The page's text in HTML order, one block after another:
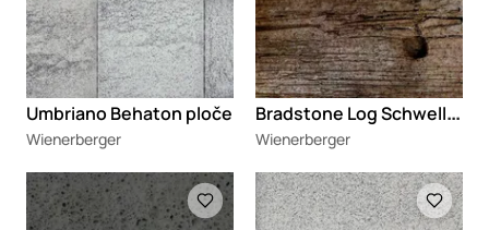
Umbriano Behaton ploče
Wienerberger
B
radstone Log Schwelle Behaton ploče
Wienerberger
Loading Loading